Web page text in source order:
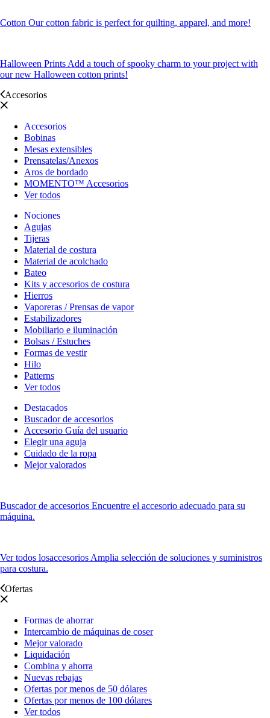
Cotton Our cotton fabric is perfect for quilting, apparel, and more!
Halloween Prints Add a touch of spooky charm to your project with
our new Halloween cotton prints!
Accesorios
Accesorios
Bobinas
Mesas extensibles
Prensatelas/Anexos
Aros de bordado
MOMENTO™ Accesorios
Ver todos
Nociones
Agujas
Tijeras
Material de costura
Material de acolchado
Bateo
Kits y accesorios de costura
Hierros
Vaporeras / Prensas de vapor
Estabilizadores
Mobiliario e iluminación
Bolsas / Estuches
Formas de vestir
Hilo
Patterns
Ver todos
Destacados
Buscador de accesorios
Accesorio Guía del usuario
Elegir una aguja
Cuidado de la ropa
Mejor valorados
Buscador de accesorios Encuentre el accesorio adecuado para su
máquina.
Ver todos losaccesorios Amplia selección de soluciones y suministros
para costura.
Ofertas
Formas de ahorrar
Intercambio de máquinas de coser
Mejor valorado
Liquidación
Combina y ahorra
Nuevas rebajas
Ofertas por menos de 50 dólares
Ofertas por menos de 100 dólares
Ver todos